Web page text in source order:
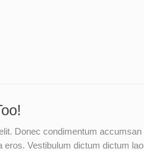
Donec condimentum
Vestibulum dictum dictum